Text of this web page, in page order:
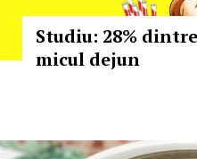
Studiu: 28%
micul dejun